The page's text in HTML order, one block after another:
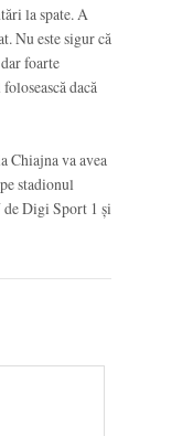
la spate. A
Nu este sigur că
foarte
dacă
Chiajna va avea
stadionul
de Digi Sport 1 și